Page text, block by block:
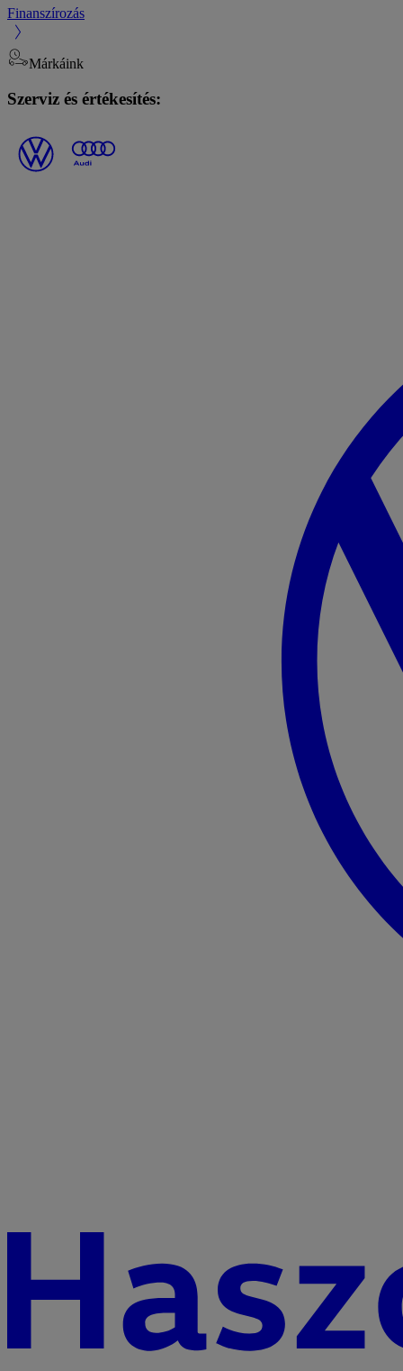
Finanszírozás
Márkáink
Szerviz és értékesítés: